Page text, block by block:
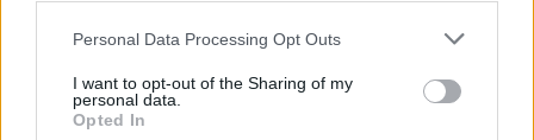
Personal Data Processing Opt Outs
I want to opt-out of the Sharing of my
personal data.
Opted In
Facebook
Twitter
Tags:ΑΠΙΝΙΔΩΤΗΣ,ΕΛΛΗΝΙΚΗ ΚΑΡΔΙΟΛΟΓΙΚΗ
ΕΤΑΙΡΕΙΑ,ΡΕΠΟΡΤΑΖ ΥΓΕΙΑΣ